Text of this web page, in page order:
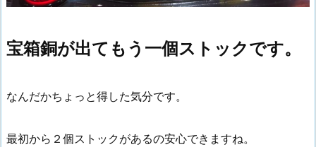
宝箱銅が出てもう一個ストックです。
なんだかちょっと得した気分です。
最初から２個ストックがあるの安心できますね。